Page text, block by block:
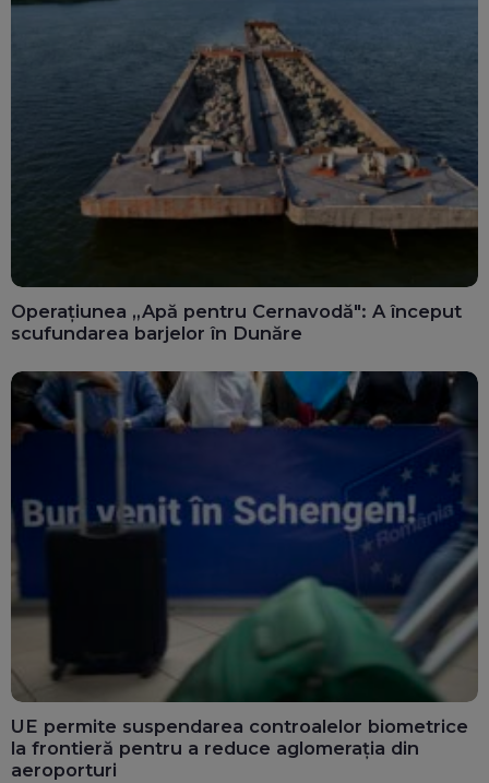
Operațiunea „Apă pentru Cernavodă": A început
scufundarea barjelor în Dunăre
UE permite suspendarea controalelor biometrice
la frontieră pentru a reduce aglomerația din
aeroporturi